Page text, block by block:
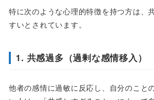
特に次のような心理的特徴を持つ方は、
すいとされています。
1. 共感過多（過剰な感情移入）
他者の感情に過敏に反応し、自分のこと